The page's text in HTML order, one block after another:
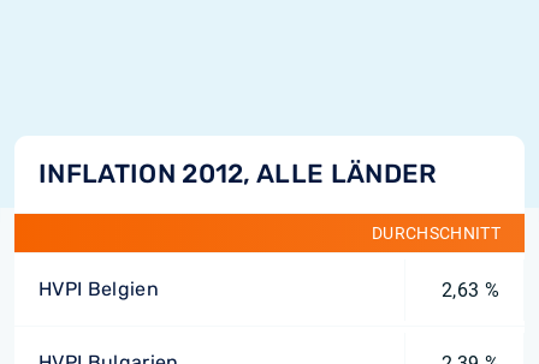
INFLATION 2012, ALLE LÄNDER
DURCHSCHNITT
HVPI Belgien 2,63 %